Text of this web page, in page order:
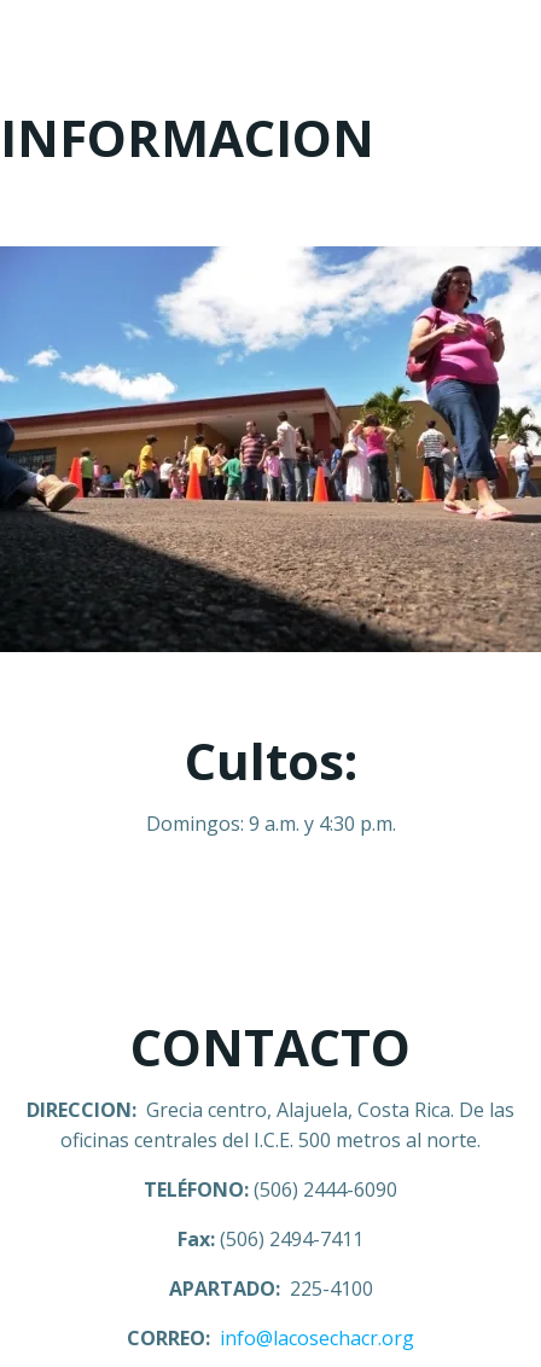
INFORMACION
Cultos:
Domingos: 9 a.m. y 4:30 p.m.
CONTACTO
DIRECCION: Grecia centro, Alajuela, Costa Rica. De las
oficinas centrales del I.C.E. 500 metros al norte.
TELÉFONO:(506) 2444-6090
Fax:(506) 2494-7411
APARTADO:225-4100
CORREO: info@lacosechacr.org